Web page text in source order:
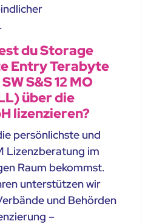
du Storage
Entry Terabyte
S&S 12 MO
über die
lizenzieren?
persönlichste und
Lizenzberatung im
Raum bekommst.
unterstützen wir
und Behörden
–